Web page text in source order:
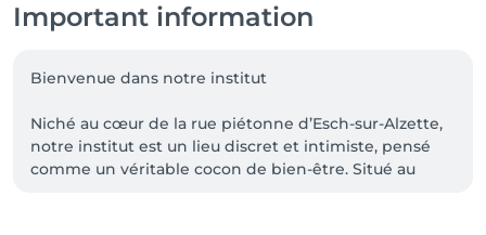
Important information
Bienvenue dans notre institut
Niché au cœur de la rue piétonne d’Esch-sur-Alzette,
notre institut est un lieu discret et intimiste, pensé
comme un véritable cocon de bien-être. Situé au